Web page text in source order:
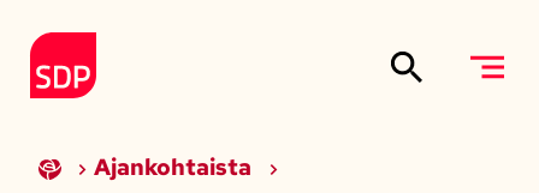
Etusivulle
Ajankohtaista